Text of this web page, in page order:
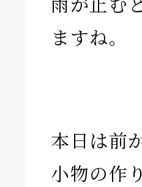
ますね。
本日は前
小物の作